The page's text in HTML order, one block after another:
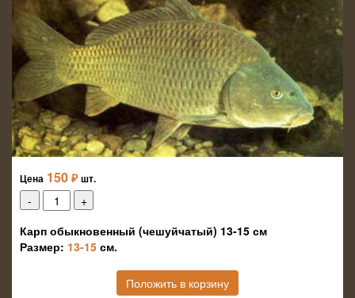
Цена 150 ₽ шт.
Карп обыкновенный (чешуйчатый) 13-15 см
Размер: 13-15 см.
Положить в корзину